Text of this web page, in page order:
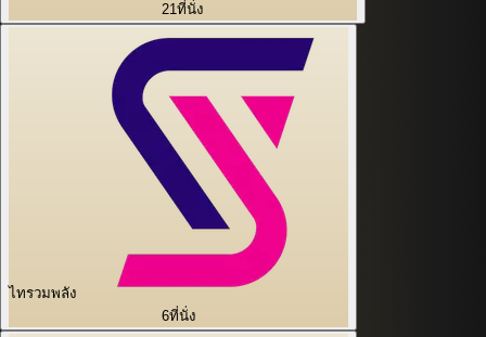
21ที่นั่ง
ไทรวมพลัง
6ที่นั่ง